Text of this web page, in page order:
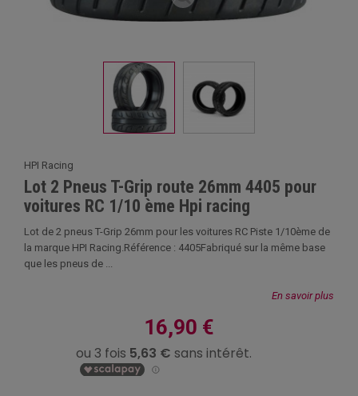
HPI Racing
Lot 2 Pneus T-Grip route 26mm 4405 pour
voitures RC 1/10 ème Hpi racing
Lot de 2 pneus T-Grip 26mm pour les voitures RC Piste 1/10ème de
la marque HPI Racing.Référence : 4405Fabriqué sur la même base
que les pneus de ...
En savoir plus
16,90 €